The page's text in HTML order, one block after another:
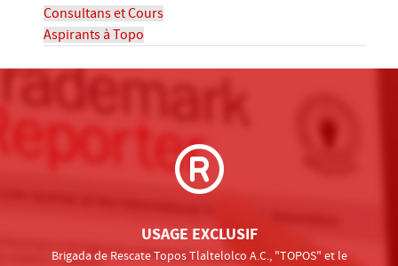
Consultans et Cours
Aspirants à Topo
USAGE EXCLUSIF
Brigada de Rescate Topos Tlaltelolco A.C., "TOPOS" et le